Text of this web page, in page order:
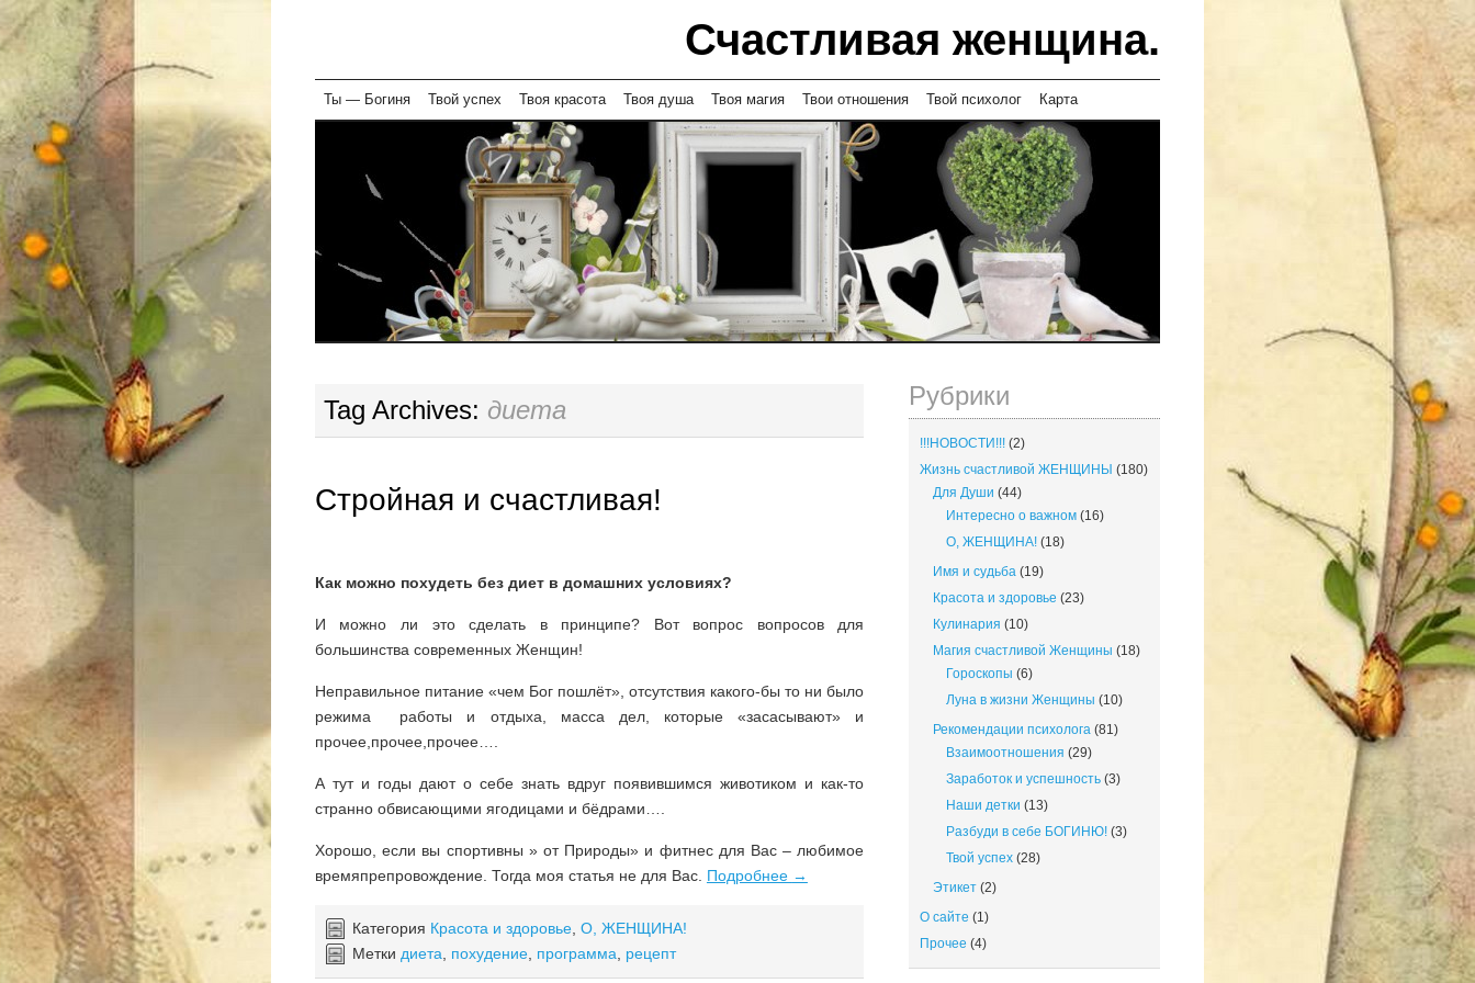
Счастливая женщина.
Skip
content
Ты — Богиня Твой успех Твоя красота Твоя душа Твоя магия Твои отношения Твой психолог Карта
Tag Archives: диета
Стройная и счастливая!
Как можно похудеть без диет в домашних условиях?
И можно ли это сделать в принципе? Вот вопрос вопросов для
большинства современных Женщин!
Неправильное питание «чем Бог пошлёт», отсутствия какого-бы то ни было
режима работы и отдыха, масса дел, которые «засасывают» и
прочее,прочее,прочее….
А тут и годы дают о себе знать вдруг появившимся животиком и как-то
странно обвисающими ягодицами и бёдрами….
Хорошо, если вы спортивны » от Природы» и фитнес для Вас – любимое
времяпрепровождение. Тогда моя статья не для Вас. Подробнее →
Категория Красота и здоровье, О, ЖЕНЩИНА!
Метки диета похудение, программа рецепт
Рубрики
!!!НОВОСТИ!!!(2)
Жизнь счастливой ЖЕНЩИНЫ (180)
Для Души (44)
Интересно о важном(16)
О, ЖЕНЩИНА!(18)
Имя и судьба(19)
Красота и здоровье (23)
Кулинария (10)
Магия счастливой Женщины (18)
Гороскопы (6)
Луна в жизни Женщины (10)
Рекомендации психолога(81)
Взаимоотношения (29)
Заработок и успешность(3)
Наши детки (13)
Разбуди в себе БОГИНЮ!(3)
Твой успех(28)
Этикет(2)
О сайте (1)
Прочее (4)